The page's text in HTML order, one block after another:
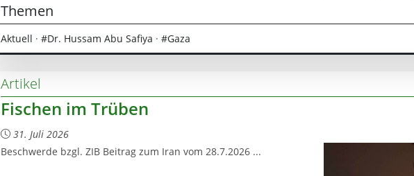
Themen
Aktuell · #Dr. Hussam Abu Safiya · #Gaza
Artikel
Fischen im Trüben
31. Juli 2026
Beschwerde bzgl. ZIB Beitrag zum Iran vom 28.7.2026 ...